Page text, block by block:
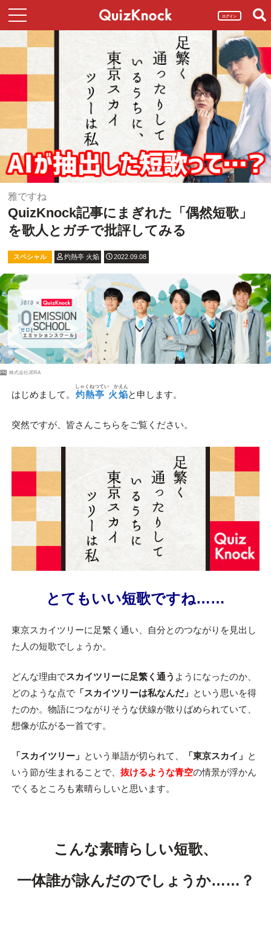
ログイン
雅ですね
QuizKnock記事にまぎれた「偶然短歌」
を歌人とガチで批評してみる
スペシャル 灼熱亭 火焔 2022.09.08
PR 株式会社JERA
はじめまして。 灼熱亭 火焔
しゃくねつてい かえん
と申します。
突然ですが、皆さんこちらをご覧ください。
とてもいい短歌ですね……
東京スカイツリーに足繁く通い、自分とのつながりを見出し
た人の短歌でしょうか。
どんな理由でスカイツリーに足繁く通う ようになったのか、
どのような点で「スカイツリーは私なんだ」 という思いを得
たのか。物語につながりそうな伏線が散りばめられていて、
想像が広がる一首です。
「スカイツリー」 という単語が切られて、 「東京スカイ」 と
いう節が生まれることで、 抜けるような青空の情景が浮かん
でくるところも素晴らしいと思います。
こんな素晴らしい短歌、
一体誰が詠んだのでしょうか……？